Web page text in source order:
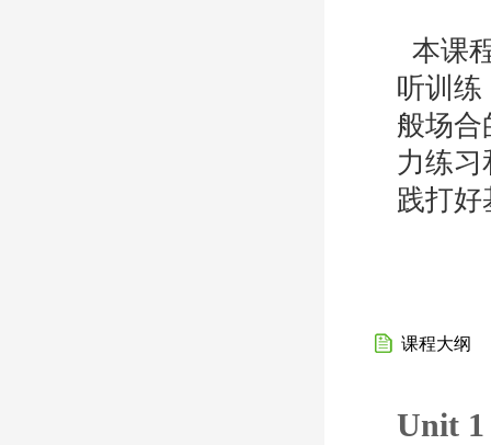
本课
听训练
般场合
力练
践打
课程大纲
Unit 1